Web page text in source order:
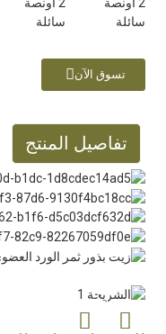
تسوق الآن
تفاصيل المنتج